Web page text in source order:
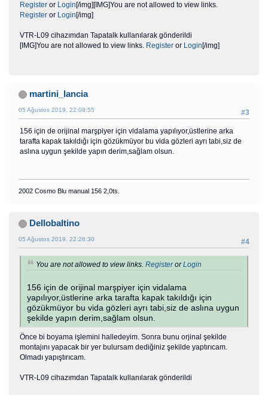
Register or Login [/img][IMG]You are not allowed to view links.
Register or Login [/img]
VTR-L09 cihazımdan Tapatalk kullanılarak gönderildi
[IMG]You are not allowed to view links. Register or Login [/img]
martini_lancia
#3
05 Ağustos 2019, 22:08:55
156 için de orijinal marşpiyer için vidalama yapılıyor,üstlerine arka
tarafta kapak takıldığı için gözükmüyor bu vida gözleri ayrı tabi,siz de
aslına uygun şekilde yapın derim,sağlam olsun.
2002 Cosmo Blu manual 156 2,0ts.
Dellobaltino
#4
05 Ağustos 2019, 22:26:30
You are not allowed to view links. RegisterorLogin
156 için de orijinal marşpiyer için vidalama
yapılıyor,üstlerine arka tarafta kapak takıldığı için
gözükmüyor bu vida gözleri ayrı tabi,siz de aslına uygun
şekilde yapın derim,sağlam olsun.
Önce bi boyama işlemini halledeyim. Sonra bunu orjinal şekilde
montajını yapacak bir yer bulursam dediğiniz şekilde yaptırıcam.
Olmadı yapıştırıcam.
VTR-L09 cihazımdan Tapatalk kullanılarak gönderildi